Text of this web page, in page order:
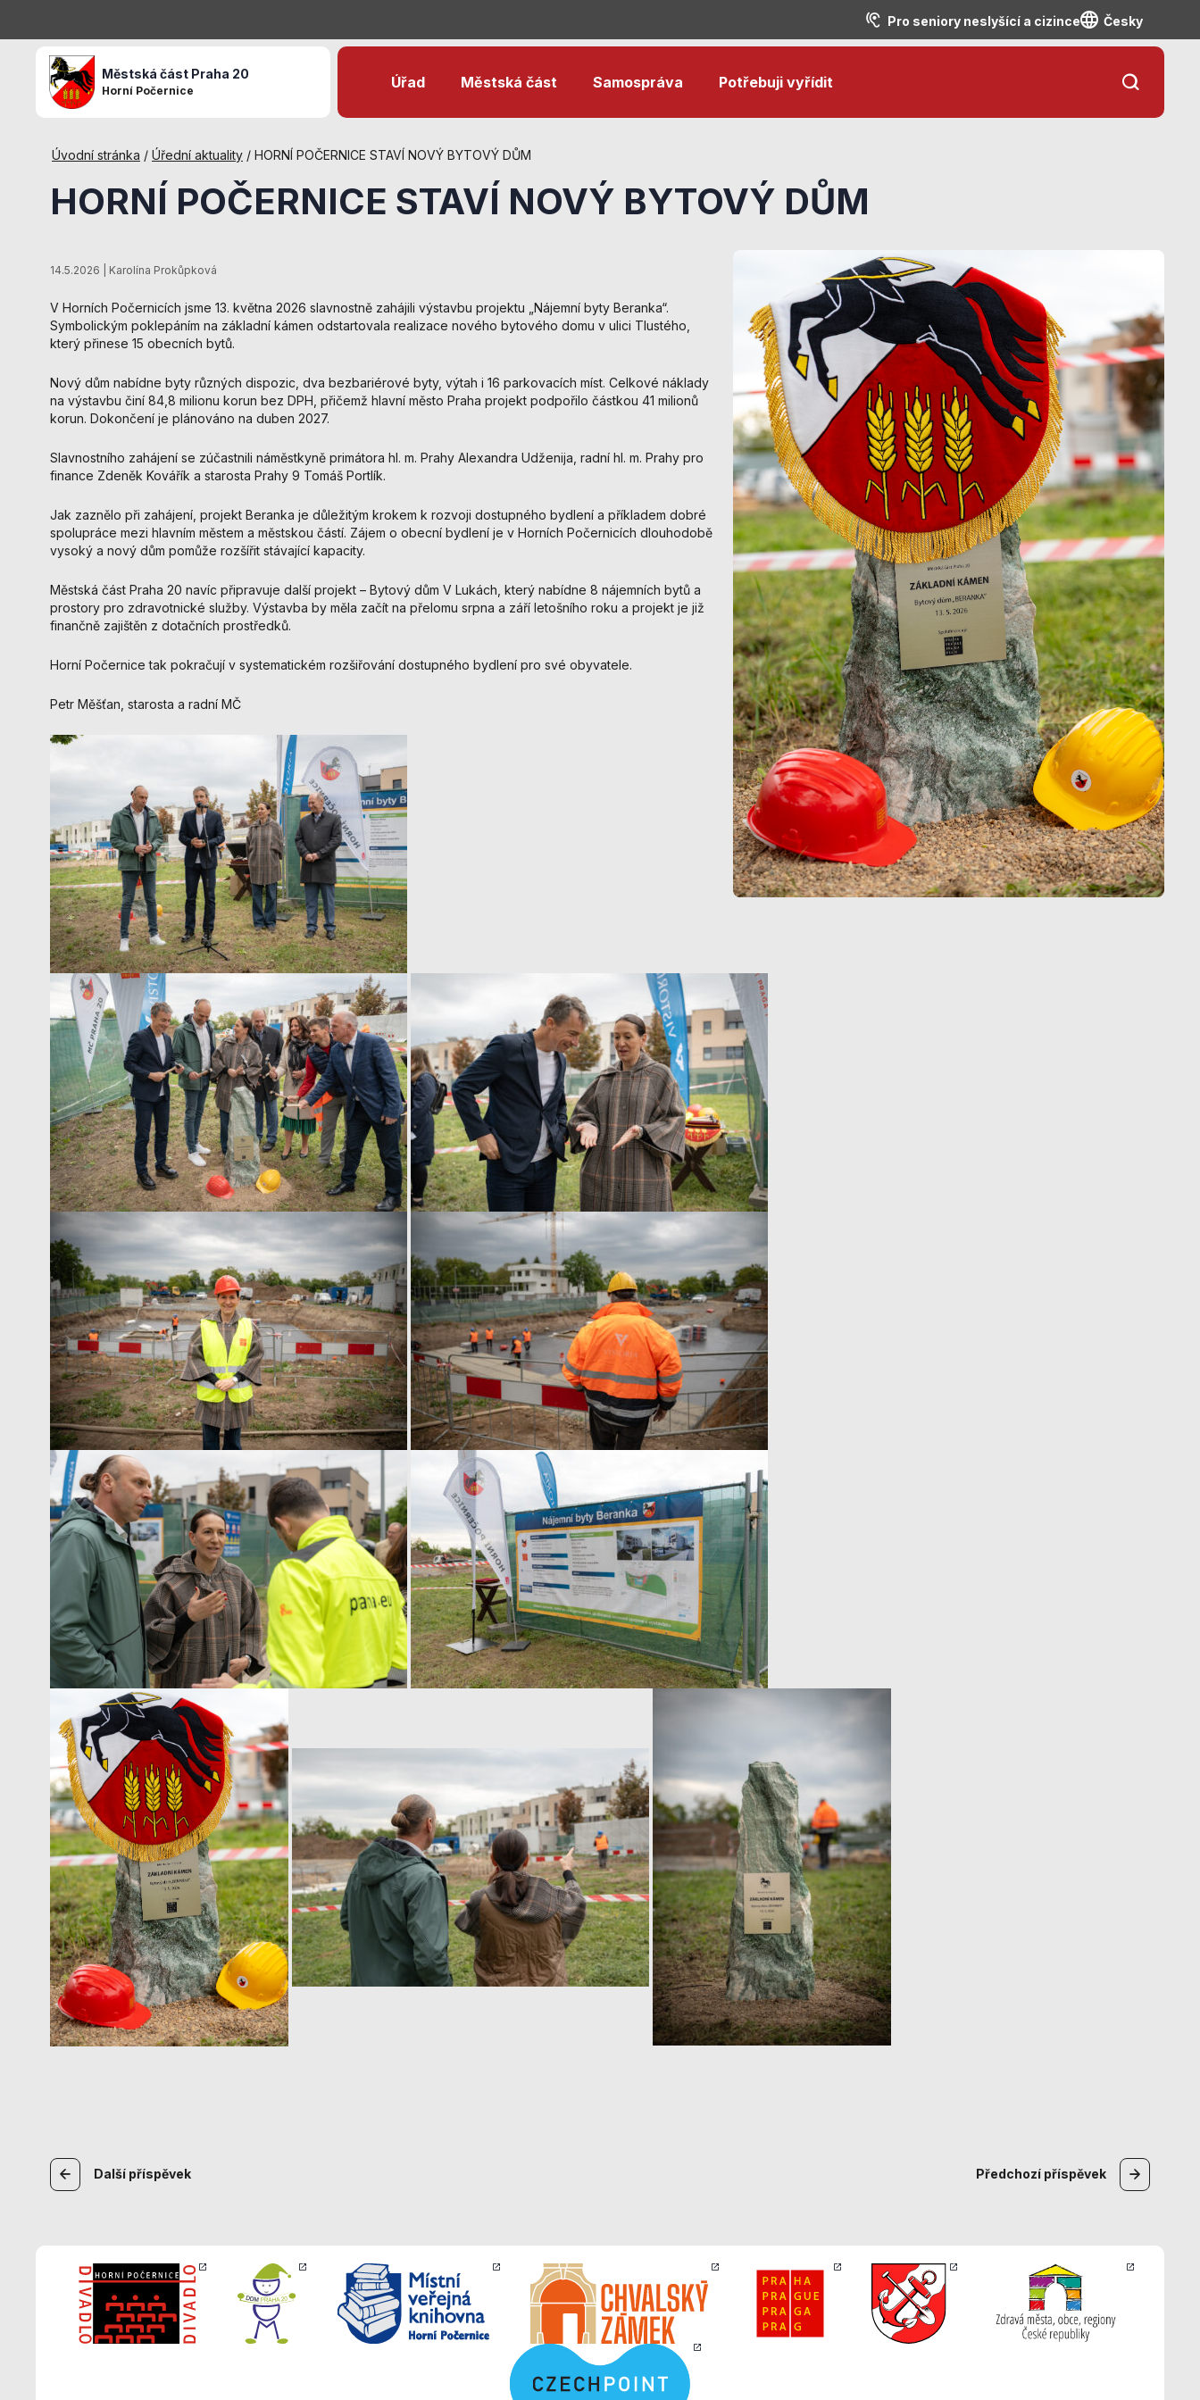
Pro seniory neslyšící a cizince Česky
Městská část Praha 20
Horní Počernice Úřad Městská část Samospráva Potřebuji vyřídit
Úvodní stránka / Úřední aktuality / HORNÍ POČERNICE STAVÍ NOVÝ BYTOVÝ DŮM
HORNÍ POČERNICE STAVÍ NOVÝ BYTOVÝ DŮM
14.5.2026 | Karolína Prokůpková
V Horních Počernicích jsme 13. května 2026 slavnostně zahájili výstavbu projektu „Nájemní byty Beranka“.
Symbolickým poklepáním na základní kámen odstartovala realizace nového bytového domu v ulici Tlustého,
který přinese 15 obecních bytů.
Nový dům nabídne byty různých dispozic, dva bezbariérové byty, výtah i 16 parkovacích míst. Celkové náklady
na výstavbu činí 84,8 milionu korun bez DPH, přičemž hlavní město Praha projekt podpořilo částkou 41 milionů
korun. Dokončení je plánováno na duben 2027.
Slavnostního zahájení se zúčastnili náměstkyně primátora hl. m. Prahy Alexandra Udženija, radní hl. m. Prahy pro
finance Zdeněk Kovářík a starosta Prahy 9 Tomáš Portlík.
Jak zaznělo při zahájení, projekt Beranka je důležitým krokem k rozvoji dostupného bydlení a příkladem dobré
spolupráce mezi hlavním městem a městskou částí. Zájem o obecní bydlení je v Horních Počernicích dlouhodobě
vysoký a nový dům pomůže rozšířit stávající kapacity.
Městská část Praha 20 navíc připravuje další projekt – Bytový dům V Lukách, který nabídne 8 nájemních bytů a
prostory pro zdravotnické služby. Výstavba by měla začít na přelomu srpna a září letošního roku a projekt je již
finančně zajištěn z dotačních prostředků.
Horní Počernice tak pokračují v systematickém rozšiřování dostupného bydlení pro své obyvatele.
Petr Měšťan, starosta a radní MČ
Navigace
Předchozí příspěvek
Další příspěvek
Nezbytné
cookies jsou
nezbytné pro
webu a všech
Nepožadujeme
Váš souhlas s
cookies na
našem webu. Z
Jejich pomocí
určujeme
počet návštěv
a zdroje
návštěv našich
internetových
stránek. Data
získaná
pomocí těchto
cookies
zpracováváme
souhrnně, bez
použití
identifikátorů,
které ukazují
na konkrétní
uživatelé
našeho webu.
Pokud
vypnete
používání
analytických
cookies ve
vztahu k Vaší
návštěvě,
ztrácíme
možnost
výkonu a
optimalizace
našich
opatření.
Personalizované
soubory cookie
Používáme rovněž
soubory cookie a
další technologie,
abychom
zájmům našich
návštěvníků.
Reklamní cookies
Reklamní cookies
používáme my
nebo naši partneři,
abychom Vám
mohli zobrazit
vhodné obsahy
nebo reklamy jak
na našich
stránkách, tak na
stránkách třetích
subjektů. Díky
jsou používány
pouze
pseudonymizované
údaje. Pokud
nevyjádříte
souhlas, nebudete
příjemcem obsahů
a reklam